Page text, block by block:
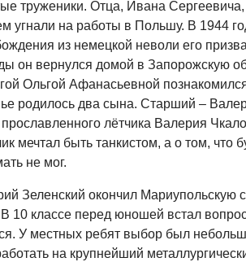
труженики. Отца, Ивана
угнали на работы в Польшу. В 1944
из немецкой неволи его
он вернулся домой в Запорожскую
Ольгой Афанасьевной
родилось два сына. Старший –
прославленного лётчика Валерия
мечтал быть танкистом, а о том, что
не мог.
Зеленский окончил Мариупольскую
10 классе перед юношей встал
У местных ребят выбор был
на крупнейший